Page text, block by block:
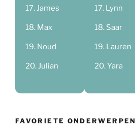
James
Max
Noud
Julian
Lynn
Saar
Lauren
Yara
FAVORIETE ONDERWERPEN